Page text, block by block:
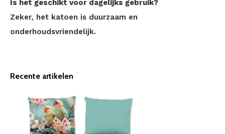
Is het geschikt voor dagelijks gebruik?
Zeker, het katoen is duurzaam en
onderhoudsvriendelijk.
Recente artikelen